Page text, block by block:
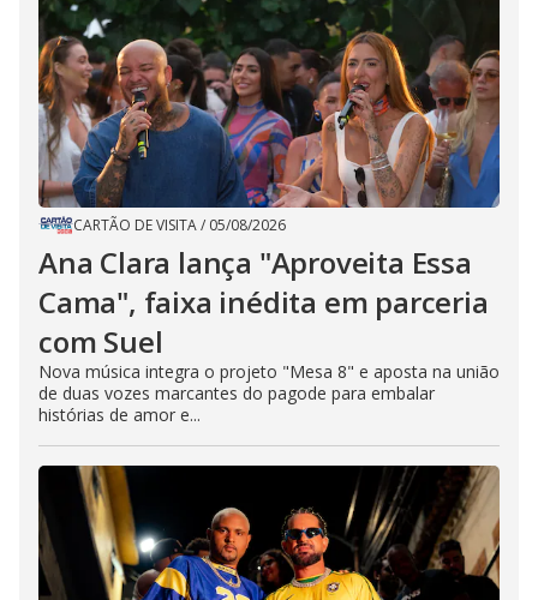
CARTÃO DE VISITA/ 05/08/2026
Ana Clara lança "Aproveita Essa
Cama", faixa inédita em parceria
com Suel
Nova música integra o projeto "Mesa 8" e aposta na união
de duas vozes marcantes do pagode para embalar
histórias de amor e...